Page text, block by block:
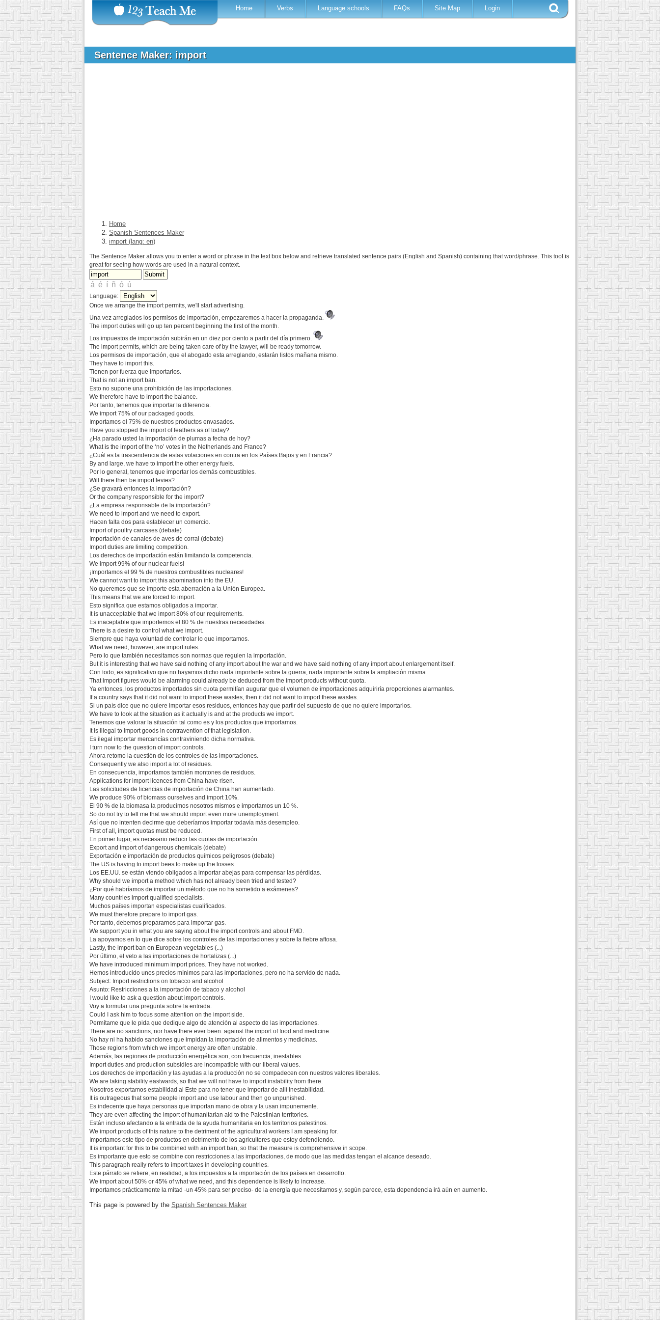
Home Verbs Language schools FAQs Site Map Login
Sentence Maker: import
Home
Spanish Sentences Maker
import (lang: en)
The Sentence Maker allows you to enter a word or phrase in the text box below and retrieve translated sentence pairs (English and Spanish) containing that word/phrase. This tool is
great for seeing how words are used in a natural context.
Language:
Once we arrange the import permits, we'll start advertising.
Una vez arreglados los permisos de importación, empezaremos a hacer la propaganda.
The import duties will go up ten percent beginning the first of the month.
Los impuestos de importación subirán en un diez por ciento a partir del día primero.
The import permits, which are being taken care of by the lawyer, will be ready tomorrow.
Los permisos de importación, que el abogado esta arreglando, estarán listos mañana mismo.
They have to import this.
Tienen por fuerza que importarlos.
That is not an import ban.
Esto no supone una prohibición de las importaciones.
We therefore have to import the balance.
Por tanto, tenemos que importar la diferencia.
We import 75% of our packaged goods.
Importamos el 75% de nuestros productos envasados.
Have you stopped the import of feathers as of today?
¿Ha parado usted la importación de plumas a fecha de hoy?
What is the import of the ‘no’ votes in the Netherlands and France?
¿Cuál es la trascendencia de estas votaciones en contra en los Países Bajos y en Francia?
By and large, we have to import the other energy fuels.
Por lo general, tenemos que importar los demás combustibles.
Will there then be import levies?
¿Se gravará entonces la importación?
Or the company responsible for the import?
¿La empresa responsable de la importación?
We need to import and we need to export.
Hacen falta dos para establecer un comercio.
Import of poultry carcases (debate)
Importación de canales de aves de corral (debate)
Import duties are limiting competition.
Los derechos de importación están limitando la competencia.
We import 99% of our nuclear fuels!
¡Importamos el 99 % de nuestros combustibles nucleares!
We cannot want to import this abomination into the EU.
No queremos que se importe esta aberración a la Unión Europea.
This means that we are forced to import.
Esto significa que estamos obligados a importar.
It is unacceptable that we import 80% of our requirements.
Es inaceptable que importemos el 80 % de nuestras necesidades.
There is a desire to control what we import.
Siempre que haya voluntad de controlar lo que importamos.
What we need, however, are import rules.
Pero lo que también necesitamos son normas que regulen la importación.
But it is interesting that we have said nothing of any import about the war and we have said nothing of any import about enlargement itself.
Con todo, es significativo que no hayamos dicho nada importante sobre la guerra, nada importante sobre la ampliación misma.
That import figures would be alarming could already be deduced from the import products without quota.
Ya entonces, los productos importados sin cuota permitían augurar que el volumen de importaciones adquiriría proporciones alarmantes.
If a country says that it did not want to import these wastes, then it did not want to import these wastes.
Si un país dice que no quiere importar esos residuos, entonces hay que partir del supuesto de que no quiere importarlos.
We have to look at the situation as it actually is and at the products we import.
Tenemos que valorar la situación tal como es y los productos que importamos.
It is illegal to import goods in contravention of that legislation.
Es ilegal importar mercancías contraviniendo dicha normativa.
I turn now to the question of import controls.
Ahora retomo la cuestión de los controles de las importaciones.
Consequently we also import a lot of residues.
En consecuencia, importamos también montones de residuos.
Applications for import licences from China have risen.
Las solicitudes de licencias de importación de China han aumentado.
We produce 90% of biomass ourselves and import 10%.
El 90 % de la biomasa la producimos nosotros mismos e importamos un 10 %.
So do not try to tell me that we should import even more unemployment.
Así que no intenten decirme que deberíamos importar todavía más desempleo.
First of all, import quotas must be reduced.
En primer lugar, es necesario reducir las cuotas de importación.
Export and import of dangerous chemicals (debate)
Exportación e importación de productos químicos peligrosos (debate)
The US is having to import bees to make up the losses.
Los EE.UU. se están viendo obligados a importar abejas para compensar las pérdidas.
Why should we import a method which has not already been tried and tested?
¿Por qué habríamos de importar un método que no ha sometido a exámenes?
Many countries import qualified specialists.
Muchos países importan especialistas cualificados.
We must therefore prepare to import gas.
Por tanto, debemos prepararnos para importar gas.
We support you in what you are saying about the import controls and about FMD.
La apoyamos en lo que dice sobre los controles de las importaciones y sobre la fiebre aftosa.
Lastly, the import ban on European vegetables (...)
Por último, el veto a las importaciones de hortalizas (...)
We have introduced minimum import prices. They have not worked.
Hemos introducido unos precios mínimos para las importaciones, pero no ha servido de nada.
Subject: Import restrictions on tobacco and alcohol
Asunto: Restricciones a la importación de tabaco y alcohol
I would like to ask a question about import controls.
Voy a formular una pregunta sobre la entrada.
Could I ask him to focus some attention on the import side.
Permítame que le pida que dedique algo de atención al aspecto de las importaciones.
There are no sanctions, nor have there ever been. against the import of food and medicine.
No hay ni ha habido sanciones que impidan la importación de alimentos y medicinas.
Those regions from which we import energy are often unstable.
Además, las regiones de producción energética son, con frecuencia, inestables.
Import duties and production subsidies are incompatible with our liberal values.
Los derechos de importación y las ayudas a la producción no se compadecen con nuestros valores liberales.
We are taking stability eastwards, so that we will not have to import instability from there.
Nosotros exportamos estabilidad al Este para no tener que importar de allí inestabilidad.
It is outrageous that some people import and use labour and then go unpunished.
Es indecente que haya personas que importan mano de obra y la usan impunemente.
They are even affecting the import of humanitarian aid to the Palestinian territories.
Están incluso afectando a la entrada de la ayuda humanitaria en los territorios palestinos.
We import products of this nature to the detriment of the agricultural workers I am speaking for.
Importamos este tipo de productos en detrimento de los agricultores que estoy defendiendo.
It is important for this to be combined with an import ban, so that the measure is comprehensive in scope.
Es importante que esto se combine con restricciones a las importaciones, de modo que las medidas tengan el alcance deseado.
This paragraph really refers to import taxes in developing countries.
Este párrafo se refiere, en realidad, a los impuestos a la importación de los países en desarrollo.
We import about 50% or 45% of what we need, and this dependence is likely to increase.
Importamos prácticamente la mitad -un 45% para ser preciso- de la energía que necesitamos y, según parece, esta dependencia irá aún en aumento.
This page is powered by the Spanish Sentences Maker